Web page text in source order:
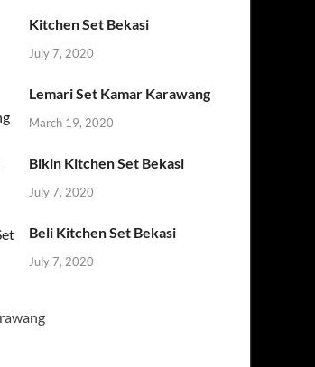
Kitchen Set Bekasi
July 7, 2020
Lemari Set Kamar Karawang
March 19, 2020
Bikin Kitchen Set Bekasi
July 7, 2020
Beli Kitchen Set Bekasi
July 7, 2020